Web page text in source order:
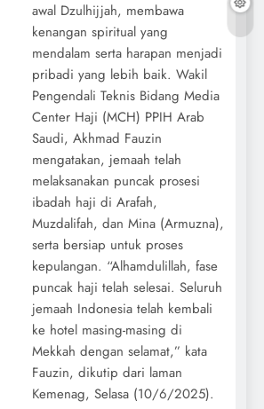
awal Dzulhijjah, membawa
kenangan spiritual yang
mendalam serta harapan menjadi
pribadi yang lebih baik. Wakil
Pengendali Teknis Bidang Media
Center Haji (MCH) PPIH Arab
Saudi, Akhmad Fauzin
mengatakan, jemaah telah
melaksanakan puncak prosesi
ibadah haji di Arafah,
Muzdalifah, dan Mina (Armuzna),
serta bersiap untuk proses
kepulangan. “Alhamdulillah, fase
puncak haji telah selesai. Seluruh
jemaah Indonesia telah kembali
ke hotel masing-masing di
Mekkah dengan selamat,” kata
Fauzin, dikutip dari laman
Kemenag, Selasa (10/6/2025).